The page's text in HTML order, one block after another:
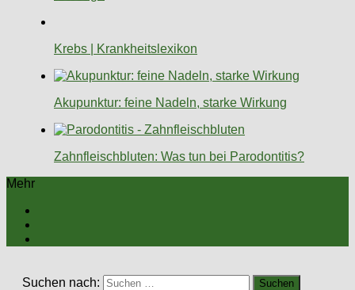
Krebs | Krankheitslexikon
Akupunktur: feine Nadeln, starke Wirkung
Zahnfleischbluten: Was tun bei Parodontitis?
Mehr
Suchen nach: